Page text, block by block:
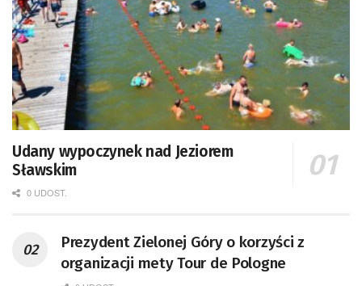
Udany wypoczynek nad Jeziorem
Sławskim
0 UDOST.
Prezydent Zielonej Góry o korzyści z
organizacji mety Tour de Pologne